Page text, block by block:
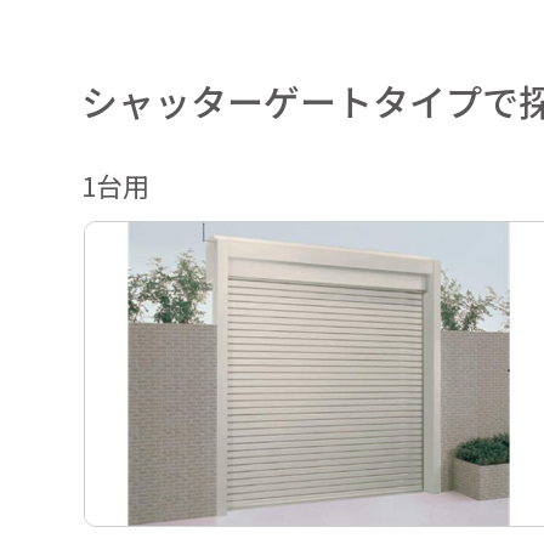
シャッターゲートタイプで
1台用